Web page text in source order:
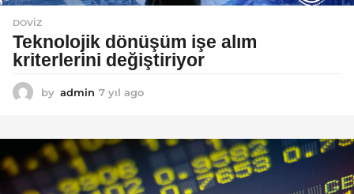
DOVIZ
Teknolojik dönüşüm işe alım
kriterlerini değiştiriyor
by admin 7 yıl ago
l
a